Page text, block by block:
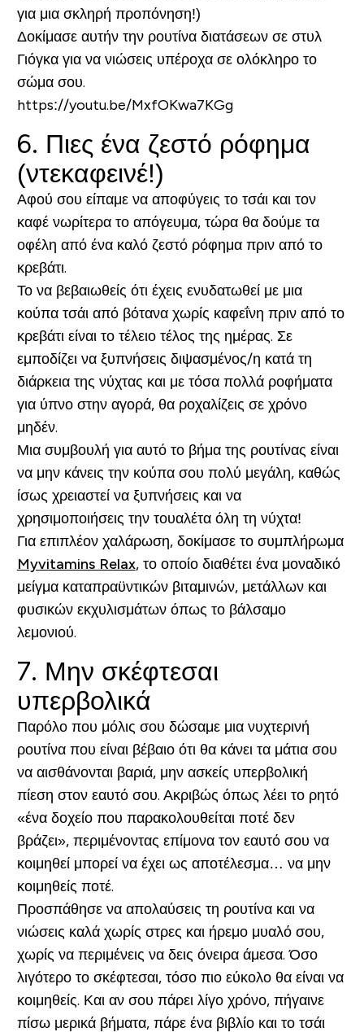
για μια σκληρή προπόνηση!)
Δοκίμασε αυτήν την ρουτίνα διατάσεων σε στυλ
Γιόγκα για να νιώσεις υπέροχα σε ολόκληρο το
σώμα σου.
https://youtu.be/MxfOKwa7KGg
6. Πιες ένα ζεστό ρόφημα
(ντεκαφεινέ!)
Αφού σου είπαμε να αποφύγεις το τσάι και τον
καφέ νωρίτερα το απόγευμα, τώρα θα δούμε τα
οφέλη από ένα καλό ζεστό ρόφημα πριν από το
κρεβάτι.
Το να βεβαιωθείς ότι έχεις ενυδατωθεί με μια
κούπα τσάι από βότανα χωρίς καφεΐνη πριν από το
κρεβάτι είναι το τέλειο τέλος της ημέρας. Σε
εμποδίζει να ξυπνήσεις διψασμένος/η κατά τη
διάρκεια της νύχτας και με τόσα πολλά ροφήματα
για ύπνο στην αγορά, θα ροχαλίζεις σε χρόνο
μηδέν.
Μια συμβουλή για αυτό το βήμα της ρουτίνας είναι
να μην κάνεις την κούπα σου πολύ μεγάλη, καθώς
ίσως χρειαστεί να ξυπνήσεις και να
χρησιμοποιήσεις την τουαλέτα όλη τη νύχτα!
Για επιπλέον χαλάρωση, δοκίμασε το συμπλήρωμα
Myvitamins Relax, το οποίο διαθέτει ένα μοναδικό
μείγμα καταπραϋντικών βιταμινών, μετάλλων και
φυσικών εκχυλισμάτων όπως το βάλσαμο
λεμονιού.
7. Μην σκέφτεσαι
υπερβολικά
Παρόλο που μόλις σου δώσαμε μια νυχτερινή
ρουτίνα που είναι βέβαιο ότι θα κάνει τα μάτια σου
να αισθάνονται βαριά, μην ασκείς υπερβολική
πίεση στον εαυτό σου. Ακριβώς όπως λέει το ρητό
«ένα δοχείο που παρακολουθείται ποτέ δεν
βράζει», περιμένοντας επίμονα τον εαυτό σου να
κοιμηθεί μπορεί να έχει ως αποτέλεσμα… να μην
κοιμηθείς ποτέ.
Προσπάθησε να απολαύσεις τη ρουτίνα και να
νιώσεις καλά χωρίς στρες και ήρεμο μυαλό σου,
χωρίς να περιμένεις να δεις όνειρα άμεσα. Όσο
λιγότερο το σκέφτεσαι, τόσο πιο εύκολο θα είναι να
κοιμηθείς. Και αν σου πάρει λίγο χρόνο, πήγαινε
πίσω μερικά βήματα, πάρε ένα βιβλίο και το τσάι